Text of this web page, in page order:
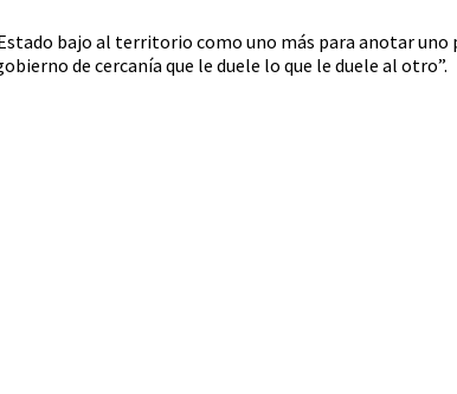
bajo al territorio como uno más para anotar
de cercanía que le duele lo que le duele al otro”.